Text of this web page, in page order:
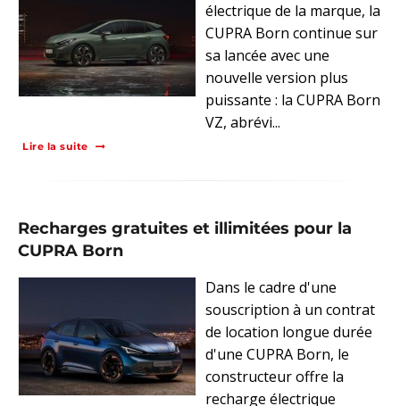
électrique de la marque, la
CUPRA Born continue sur
sa lancée avec une
nouvelle version plus
puissante : la CUPRA Born
VZ, abrévi...
Lire la suite
Recharges gratuites et illimitées pour la
CUPRA Born
Dans le cadre d'une
souscription à un contrat
de location longue durée
d'une CUPRA Born, le
constructeur offre la
recharge électrique